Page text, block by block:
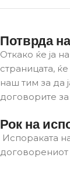
Потврда
Откако ќе ја
страницата,
наш тим за да
договорите
Рок на
Испораката